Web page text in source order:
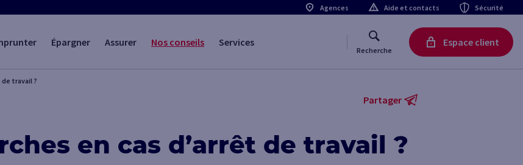
Agences Aide et contacts Sécurité
Épargner Assurer Nos conseils Services
Recherche
Espace client
travail ?
Partager
en cas d’arrêt de travail ?